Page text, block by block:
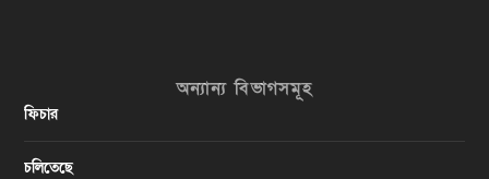
অন্যান্য বিভাগসমূহ
ফিচার
চলিতেছে